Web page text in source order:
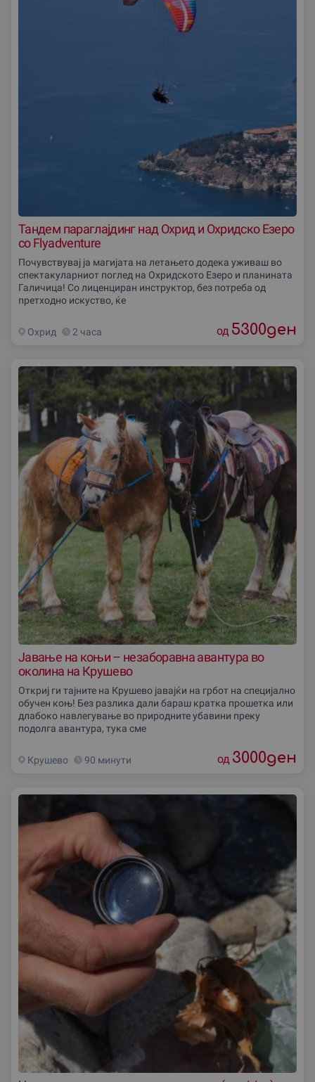
Тандем параглајдинг над Охрид и Охридско Езеро
со Flyadventure
Почувствувај ја магијата на летањето додека уживаш во
спектакуларниот поглед на Охридското Езеро и планината
Галичица! Со лиценциран инструктор, без потреба од
претходно искуство, ќе
Охрид 2 часа од 5300ден
Јавање на коњи – незаборавна авантура во
околина на Крушево
Откриј ги тајните на Крушево јавајќи на грбот на специјално
обучен коњ! Без разлика дали бараш кратка прошетка или
длабоко навлегување во природните убавини преку
подолга авантура, тука сме
Крушево 90 минути од 3000ден